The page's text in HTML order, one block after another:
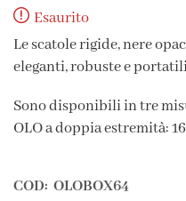
Esaurito
Le scatole rigide, nere
eleganti, robuste e
Sono disponibili in tre
OLO a doppia estremità:
COD: OLOBOX64